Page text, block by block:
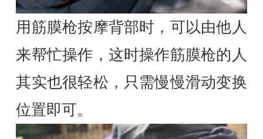
用筋膜枪按摩背部时，可以由他人
来帮忙操作，这时操作筋膜枪的人
其实也很轻松，只需慢慢滑动变换
位置即可。